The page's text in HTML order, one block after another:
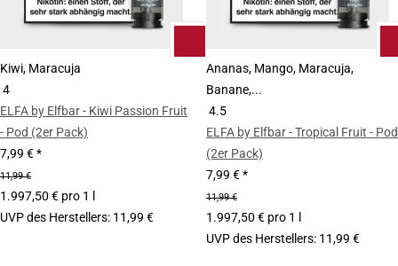
Kiwi, Maracuja
4
ELFA by Elfbar - Kiwi Passion Fruit
- Pod (2er Pack)
7,99 €*
11,99 €
1.997,50 € pro 1 l
UVP des Herstellers: 11,99 €
Ananas, Mango, Maracuja,
Banane,...
4.5
ELFA by Elfbar - Tropical Fruit - Pod
(2er Pack)
7,99 €*
11,99 €
1.997,50 € pro 1 l
UVP des Herstellers: 11,99 €